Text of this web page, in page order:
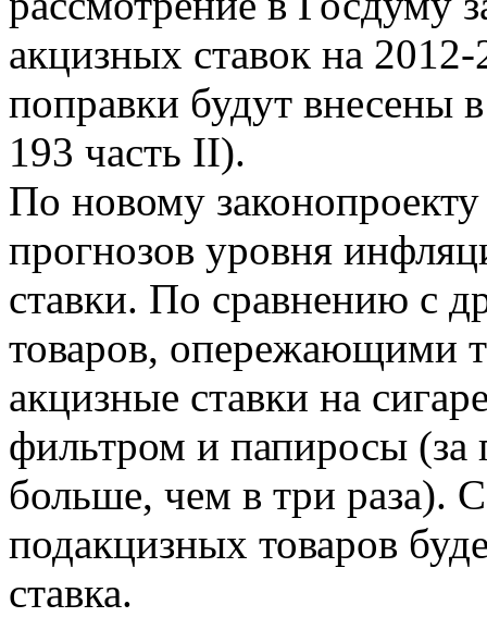
акцизных ставок на
поправки будут внесены
193 часть II).
По новому
прогнозов уровня
ставки. По сравнению с
товаров, опережающими
акцизные ставки на
фильтром и папиросы (за
больше, чем в три раза).
подакцизных товаров
ставка.